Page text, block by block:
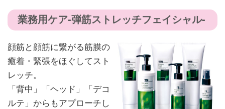
業務用ケア-弾筋ストレッチフェイシャル-
顔筋と顔筋に繋がる筋膜の
癒着・緊張をほぐしてスト
レッチ。
「背中」「ヘッド」「デコ
ルテ」からもアプローチし